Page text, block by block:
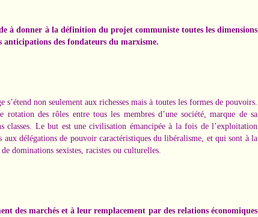
à donner à la définition du projet communiste toutes les dimensions
anticipations des fondateurs du marxisme.
non seulement aux richesses mais à toutes les formes de pouvoirs.
rotation des rôles entre tous les membres d’une société, marque de sa
classes. Le but est une civilisation émancipée à la fois de l’exploitation
aux délégations de pouvoir caractéristiques du libéralisme, et qui sont à la
dominations sexistes, racistes ou culturelles.
des marchés et à leur remplacement par des relations économiques